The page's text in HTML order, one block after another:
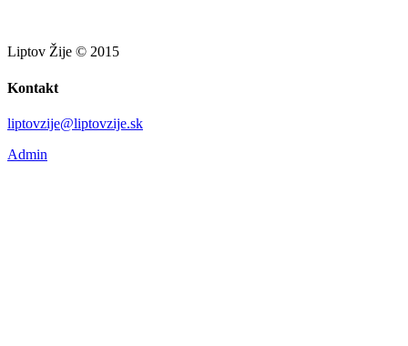
Liptov Žije © 2015
Kontakt
liptovzije@liptovzije.sk
Admin